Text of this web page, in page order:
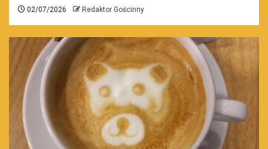
02/07/2026 Redaktor Gościnny